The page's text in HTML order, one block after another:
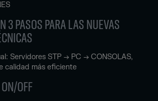
3 PASOS PARA LAS NUEVAS
Servidores STP → PC → CONSOLAS,
calidad más eficiente
OFF